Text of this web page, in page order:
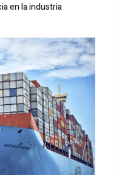
en la industria